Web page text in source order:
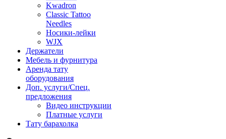
Kwadron
Classic Tattoo
Needles
Носики-лейки
WJX
Держатели
Мебель и фурнитура
Аренда тату
оборудования
Доп. услуги/Спец.
предложения
Видео инструкции
Платные услуги
Тату барахолка